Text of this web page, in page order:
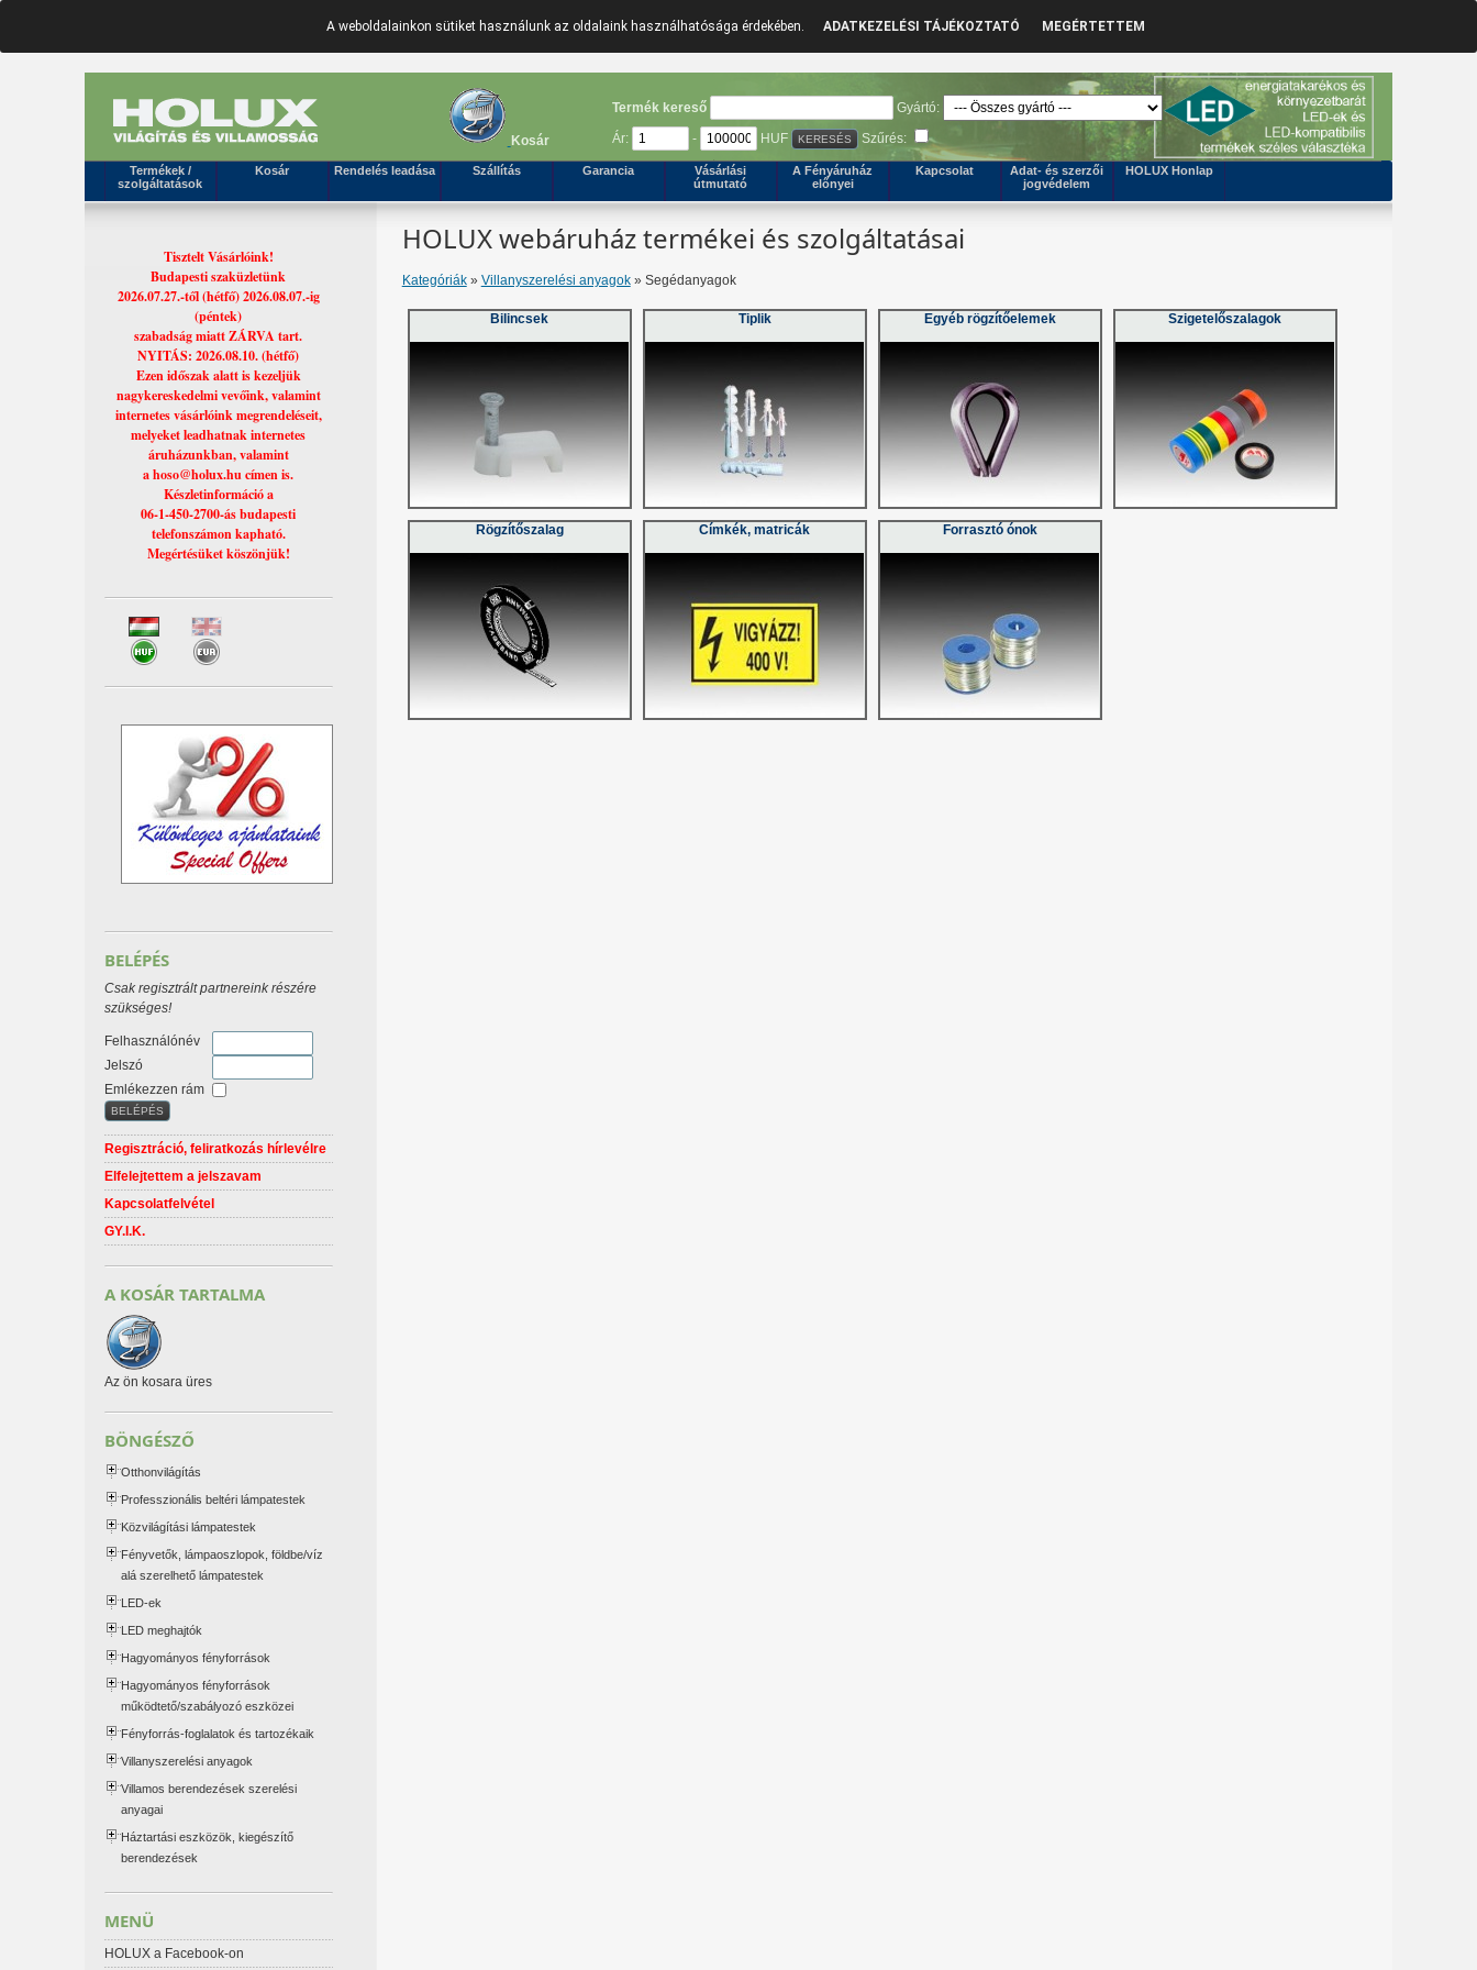
A weboldalainkon sütiket használunk az oldalaink használhatósága érdekében. ADATKEZELÉSI TÁJÉKOZTATÓ MEGÉRTETTEM
Kosár
Termék kereső
Gyártó:
Ár:
- HUF Szűrés:
Termékek /
szolgáltatások
Kosár Rendelés leadása Szállítás Garancia
Vásárlási
útmutató
A Fényáruház
előnyei
Kapcsolat
Adat- és szerzői
jogvédelem
HOLUX Honlap
HOLUX webáruház termékei és szolgáltatásai
Kategóriák» Villanyszerelési anyagok» Segédanyagok
Bilincsek Tiplik Egyéb rögzítőelemek Szigetelőszalagok
Rögzítőszalag Címkék, matricák Forrasztó ónok
Tisztelt Vásárlóink!
Budapesti szaküzletünk
2026.07.27.-től (hétfő) 2026.08.07.-ig
(péntek)
szabadság miatt ZÁRVA tart.
NYITÁS: 2026.08.10. (hétfő)
Ezen időszak alatt is kezeljük
nagykereskedelmi vevőink, valamint
internetes vásárlóink megrendeléseit,
melyeket leadhatnak internetes
áruházunkban, valamint
a hoso@holux.hu címen is.
Készletinformáció a
06-1-450-2700-ás budapesti
telefonszámon kapható.
Megértésüket köszönjük!
BELÉPÉS
Csak regisztrált partnereink részére
szükséges!
Felhasználónév
Jelszó
Emlékezzen rám
Regisztráció, feliratkozás hírlevélre
Elfelejtettem a jelszavam
Kapcsolatfelvétel
GY.I.K.
A KOSÁR TARTALMA
Az ön kosara üres
BÖNGÉSZŐ
Otthonvilágítás
Professzionális beltéri lámpatestek
Közvilágítási lámpatestek
Fényvetők, lámpaoszlopok, földbe/víz
alá szerelhető lámpatestek
LED-ek
LED meghajtók
Hagyományos fényforrások
Hagyományos fényforrások
működtető/szabályozó eszközei
Fényforrás-foglalatok és tartozékaik
Villanyszerelési anyagok
Villamos berendezések szerelési
anyagai
Háztartási eszközök, kiegészítő
berendezések
MENÜ
HOLUX a Facebook-on